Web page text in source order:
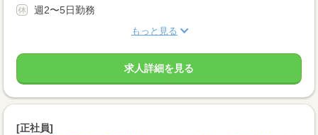
週2〜5日勤務
もっと見る
求人詳細を見る
[正社員]